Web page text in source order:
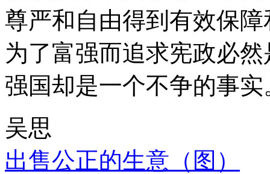
尊严和自由得到有效保
为了富强而追求宪政必
强国却是一个不争的事实
吴思
出售公正的生意（图）